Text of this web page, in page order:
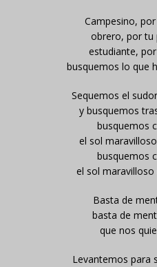
Campesino,
obrero, por tu
estudiante,
busquemos lo que
Sequemos el
y busquemos
busquemos
el sol
busquemos
el sol maravilloso
Basta de
basta de
que nos
Levantemos para